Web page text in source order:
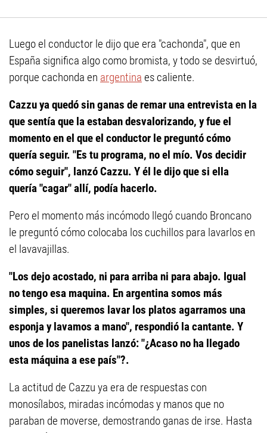
Luego el conductor le dijo que era "cachonda", que en
España significa algo como bromista, y todo se desvirtuó,
porque cachonda en argentina es caliente.
Cazzu ya quedó sin ganas de remar una entrevista en la
que sentía que la estaban desvalorizando, y fue el
momento en el que el conductor le preguntó cómo
quería seguir. "Es tu programa, no el mío. Vos decidir
cómo seguir", lanzó Cazzu. Y él le dijo que si ella
quería "cagar" allí, podía hacerlo.
Pero el momento más incómodo llegó cuando Broncano
le preguntó cómo colocaba los cuchillos para lavarlos en
el lavavajillas.
"Los dejo acostado, ni para arriba ni para abajo. Igual
no tengo esa maquina. En argentina somos más
simples, si queremos lavar los platos agarramos una
esponja y lavamos a mano", respondió la cantante. Y
unos de los panelistas lanzó: "¿Acaso no ha llegado
esta máquina a ese país"?.
La actitud de Cazzu ya era de respuestas con
monosílabos, miradas incómodas y manos que no
paraban de moverse, demostrando ganas de irse. Hasta